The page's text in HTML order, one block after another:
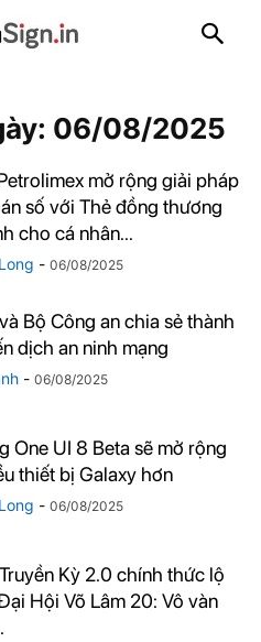
06/08/2025
mở rộng giải pháp
số với Thẻ đồng thương
cho cá nhân...
- 06/08/2025
Bộ Công an chia sẻ thành
dịch an ninh mạng
- 06/08/2025
One UI 8 Beta sẽ mở rộng
thiết bị Galaxy hơn
- 06/08/2025
Kỳ 2.0 chính thức lộ
Hội Võ Lâm 20: Vô vàn